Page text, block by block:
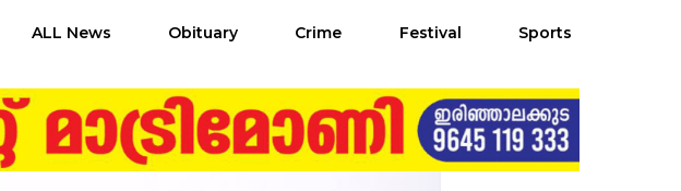
ALL News Obituary Crime Festival Sports